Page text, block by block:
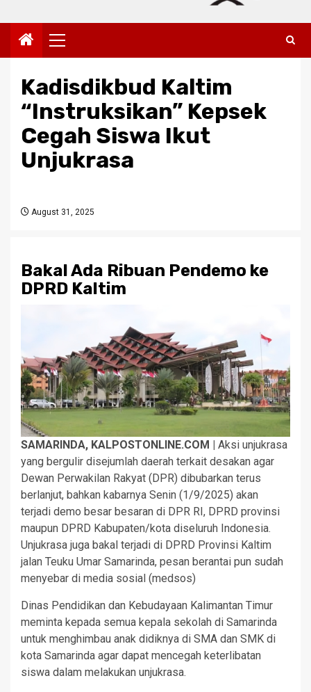
Primary
Menu
Kadisdikbud Kaltim
“Instruksikan” Kepsek
Cegah Siswa Ikut
Unjukrasa
August 31, 2025
Bakal Ada Ribuan Pendemo ke
DPRD Kaltim
SAMARINDA, KALPOSTONLINE.COM | Aksi unjukrasa
yang bergulir disejumlah daerah terkait desakan agar
Dewan Perwakilan Rakyat (DPR) dibubarkan terus
berlanjut, bahkan kabarnya Senin (1/9/2025) akan
terjadi demo besar besaran di DPR RI, DPRD provinsi
maupun DPRD Kabupaten/kota diseluruh Indonesia.
Unjukrasa juga bakal terjadi di DPRD Provinsi Kaltim
jalan Teuku Umar Samarinda, pesan berantai pun sudah
menyebar di media sosial (medsos)
Dinas Pendidikan dan Kebudayaan Kalimantan Timur
meminta kepada semua kepala sekolah di Samarinda
untuk menghimbau anak didiknya di SMA dan SMK di
kota Samarinda agar dapat mencegah keterlibatan
siswa dalam melakukan unjukrasa.